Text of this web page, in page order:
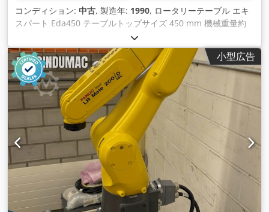
コンディション: 中古, 製造年: 1990, ロータリーテーブル エキ
スパート Eda450 テーブルトップサイズ 450 mm 機械重量約
380キロ +++++ 機械は解体され、積み込みの準備ができている
ことにご注意ください。 状態は。このため、権力下でのデモや
ビデオの制作はできません。 さらに、当社の広告には、
Chodpfx Aof Nlrqoiroa 可能な限り最高の品質。残念ながら、
これ以上の写真を送ることはできません。 +++++
小型広告